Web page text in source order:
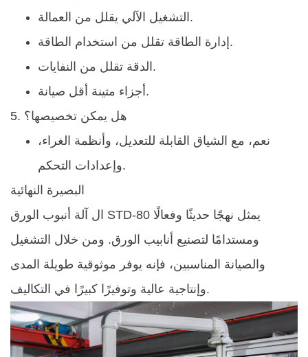
التشغيل الآلي يقلل من العمالة.
إدارة الطاقة تقلل من استخدام الطاقة.
الدقة تقلل من النفايات.
أجزاء متينة أقل صيانة.
5. هل يمكن تخصيصها؟
نعم، مع الشياق القابلة للتعديل، وأنظمة الغراء،
وإعدادات التحكم.
البصيرة النهائية
ال آلة أنبوب الورق STD-80 يمثل نهجًا حديثًا وفعالًا
ومستدامًا لتصنيع أنابيب الورق. ومن خلال التشغيل
والصيانة المناسبين، فإنه يوفر موثوقية طويلة المدى
وإنتاجية عالية وتوفيرًا كبيرًا في التكاليف.